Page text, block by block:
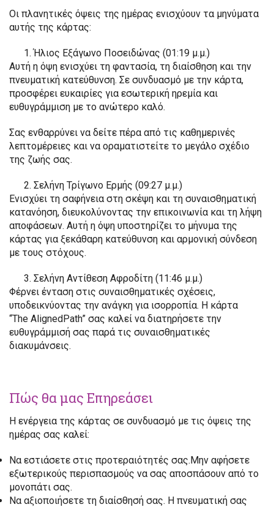
Οι πλανητικές όψεις της ημέρας ενισχύουν τα μηνύματα
αυτής της κάρτας:
Ήλιος Εξάγωνο Ποσειδώνας (01:19 μ.μ.)
Αυτή η όψη ενισχύει τη φαντασία, τη διαίσθηση και την
πνευματική κατεύθυνση. Σε συνδυασμό με την κάρτα,
προσφέρει ευκαιρίες για εσωτερική ηρεμία και
ευθυγράμμιση με το ανώτερο καλό.
Σας ενθαρρύνει να δείτε πέρα από τις καθημερινές
λεπτομέρειες και να οραματιστείτε το μεγάλο σχέδιο
της ζωής σας.
Σελήνη Τρίγωνο Ερμής (09:27 μ.μ.)
Ενισχύει τη σαφήνεια στη σκέψη και τη συναισθηματική
κατανόηση, διευκολύνοντας την επικοινωνία και τη λήψη
αποφάσεων. Αυτή η όψη υποστηρίζει το μήνυμα της
κάρτας για ξεκάθαρη κατεύθυνση και αρμονική σύνδεση
με τους στόχους.
Σελήνη Αντίθεση Αφροδίτη (11:46 μ.μ.)
Φέρνει ένταση στις συναισθηματικές σχέσεις,
υποδεικνύοντας την ανάγκη για ισορροπία. Η κάρτα
“The AlignedPath” σας καλεί να διατηρήσετε την
ευθυγράμμισή σας παρά τις συναισθηματικές
διακυμάνσεις.
Πώς θα μας Επηρεάσει
Η ενέργεια της κάρτας σε συνδυασμό με τις όψεις της
ημέρας σας καλεί:
Να εστιάσετε στις προτεραιότητές σας.Μην αφήσετε
εξωτερικούς περισπασμούς να σας αποσπάσουν από το
μονοπάτι σας.
Να αξιοποιήσετε τη διαίσθησή σας. Η πνευματική σας